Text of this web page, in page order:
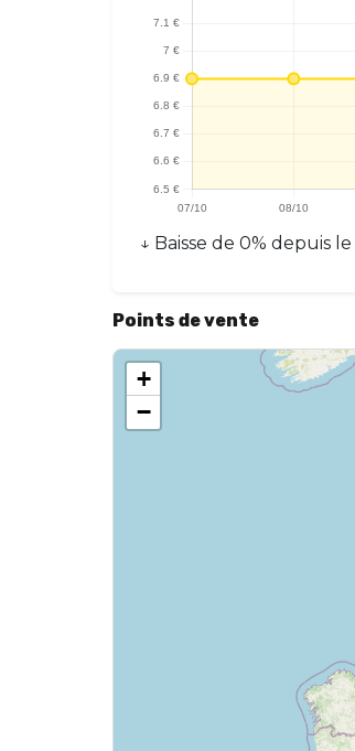
↓ Baisse de 0% depuis le
Points de vente
+
−